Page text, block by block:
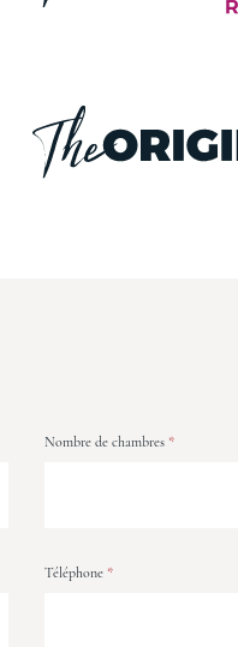
Nombre de chambres *
Téléphone *